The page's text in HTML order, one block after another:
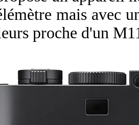
mais avec
proche d'un